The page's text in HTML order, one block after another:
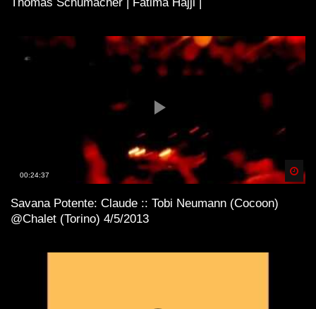
00:24:37
Savana Potente: Claude :: Tobi Neumann (Cocoon)
@Chalet (Torino) 4/5/2013